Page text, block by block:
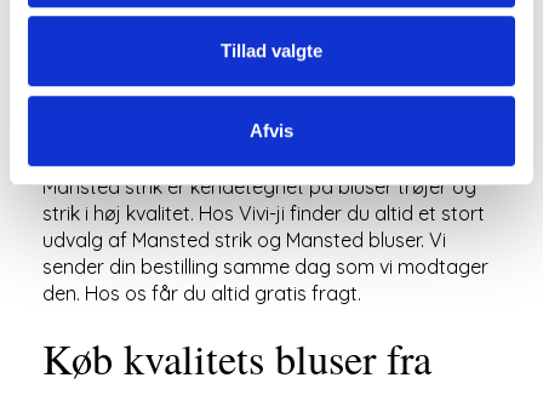
Tillad valgte
Afvis
Med en bluse eller top fraMansted strikfår du altid
en bluse i høj kvalitet som holder farve og form i
årevis. Hvilket jo er super heldigt, da det som oftest
ender med at blive din yndlingsbluse. Mansted
fremstiller bluser og toppe i bomuld og forskellige
Mansted strik er kendetegnet på bluser trøjer og
strik i høj kvalitet. Hos Vivi-ji finder du altid et stort
udvalg af Mansted strik og Mansted bluser. Vi
sender din bestilling samme dag som vi modtager
den. Hos os får du altid gratis fragt.
Køb kvalitets bluser fra